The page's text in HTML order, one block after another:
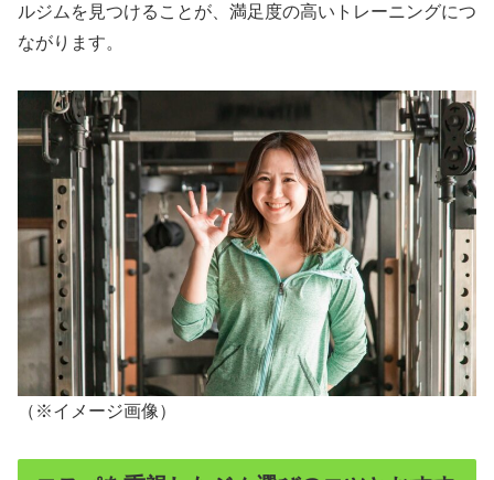
ルジムを見つけることが、満足度の高いトレーニングにつ
ながります。
（※イメージ画像）